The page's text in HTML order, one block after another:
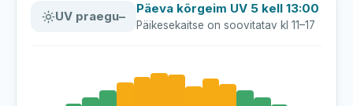
UV praegu–
Päeva kõrgeim UV 5 kell 13:00
Päikesekaitse on soovitatav kl 11–17